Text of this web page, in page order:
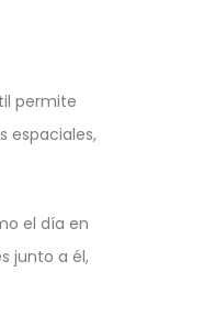
permite
espaciales,
el día en
junto a él,